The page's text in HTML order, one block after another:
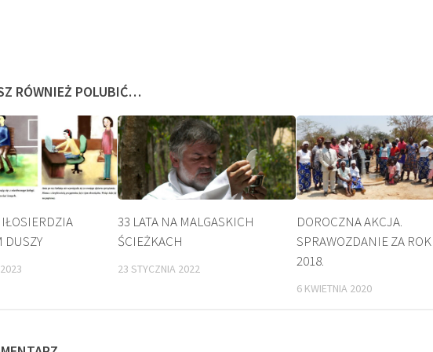
RÓWNIEŻ POLUBIĆ…
DUSZY
33 LATA NA MALGASKICH
ŚCIEŻKACH
23 STYCZNIA 2022
DOROCZNA AKCJA.
SPRAWOZDANIE ZA ROK
2018.
6 KWIETNIA 2020